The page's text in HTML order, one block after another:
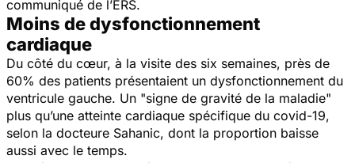
communiqué de l’ERS.
Moins de dysfonctionnement
cardiaque
Du côté du cœur, à la visite des six semaines, près de
60% des patients présentaient un dysfonctionnement du
ventricule gauche. Un "signe de gravité de la maladie"
plus qu’une atteinte cardiaque spécifique du covid-19,
selon la docteure Sahanic, dont la proportion baisse
aussi avec le temps.